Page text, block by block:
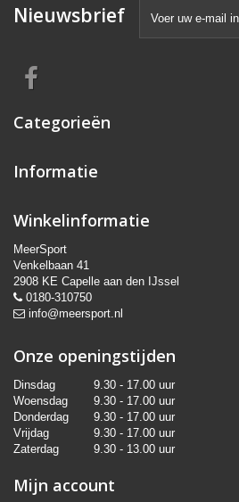
Nieuwsbrief
Categorieën
Informatie
Winkelinformatie
MeerSport
Venkelbaan 41
2908 KE Capelle aan den IJssel
0180-310750
info@meersport.nl
Onze openingstijden
Dinsdag
9.30 - 17.00 uur
Woensdag
9.30 - 17.00 uur
Donderdag
9.30 - 17.00 uur
Vrijdag
9.30 - 17.00 uur
Zaterdag
9.30 - 13.00 uur
Mijn account